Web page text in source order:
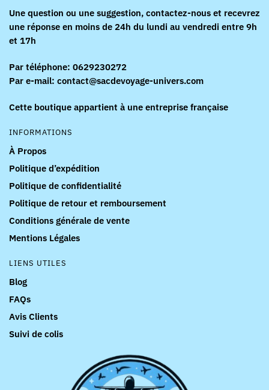
Une question ou une suggestion, contactez-nous et recevrez
une réponse en moins de 24h du lundi au vendredi entre 9h
et 17h
Par téléphone: 0629230272
Par e-mail: contact@sacdevoyage-univers.com
Cette boutique appartient à une entreprise française
INFORMATIONS
À Propos
Politique d’expédition
Politique de confidentialité
Politique de retour et remboursement
Conditions générale de vente
Mentions Légales
LIENS UTILES
Blog
FAQs
Avis Clients
Suivi de colis